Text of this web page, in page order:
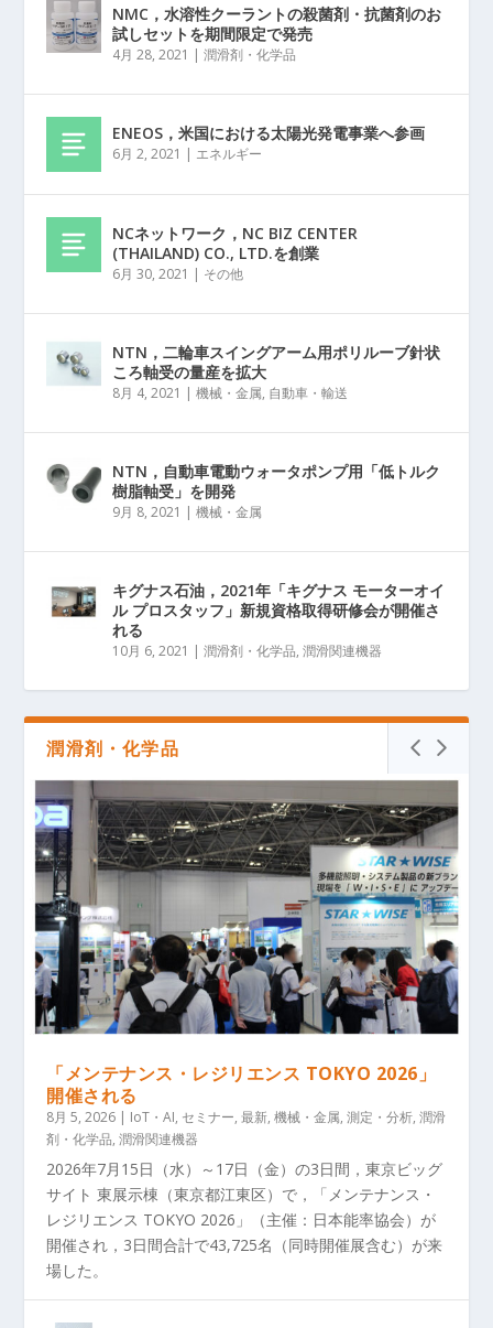
NMC，水溶性クーラントの殺菌剤・抗菌剤のお
試しセットを期間限定で発売
4月 28, 2021 |潤滑剤・化学品
ENEOS，米国における太陽光発電事業へ参画
6月 2, 2021 | エネルギー
NCネットワーク，NC BIZ CENTER
(THAILAND) CO., LTD.を創業
6月 30, 2021 | その他
NTN，二輪車スイングアーム用ポリルーブ針状
ころ軸受の量産を拡大
8月 4, 2021 |機械・金属, 自動車・輸送
NTN，自動車電動ウォータポンプ用「低トルク
樹脂軸受」を開発
9月 8, 2021 |機械・金属
キグナス石油，2021年「キグナス モーターオイ
ル プロスタッフ」新規資格取得研修会が開催さ
れる
10月 6, 2021 |潤滑剤・化学品,潤滑関連機器
潤滑剤・化学品
「メンテナンス・レジリエンス TOKYO 2026」
開催される
8月 5, 2026 | IoT・AI, セミナー,最新,機械・金属,測定・分析,潤滑
剤・化学品,潤滑関連機器
2026年7月15日（水）～17日（金）の3日間，東京ビッグ
サイト 東展示棟（東京都江東区）で，「メンテナンス・
レジリエンス TOKYO 2026」（主催：日本能率協会）が
開催され，3日間合計で43,725名（同時開催展含む）が来
場した。